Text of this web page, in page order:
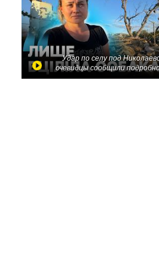
Удар по селу под
очевидцы сообщили